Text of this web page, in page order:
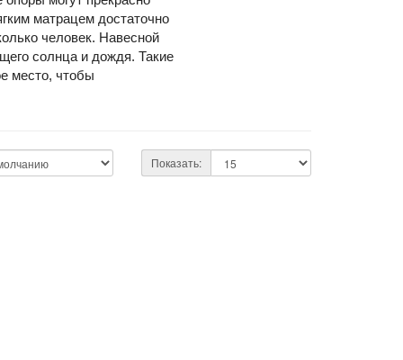
матрацем достаточно
человек. Навесной
солнца и дождя. Такие
место, чтобы
Показать: